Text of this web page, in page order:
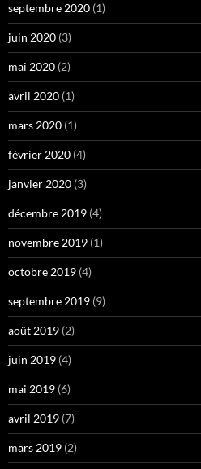
septembre 2020 (1)
juin 2020 (3)
mai 2020 (2)
avril 2020 (1)
mars 2020 (1)
février 2020 (4)
janvier 2020 (3)
décembre 2019 (4)
novembre 2019 (1)
octobre 2019 (4)
septembre 2019 (9)
août 2019 (2)
juin 2019 (4)
mai 2019 (6)
avril 2019 (7)
mars 2019 (2)